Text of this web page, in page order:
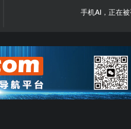
手机AI，正在